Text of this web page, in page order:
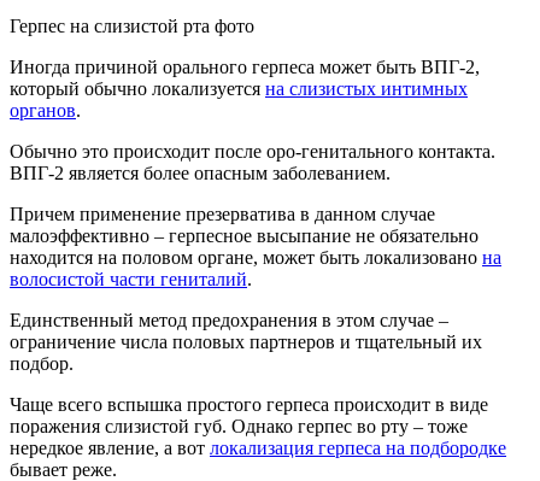
Герпес на слизистой рта фото
Иногда причиной орального герпеса может быть ВПГ-2,
который обычно локализуется на слизистых интимных
органов.
Обычно это происходит после оро-генитального контакта.
ВПГ-2 является более опасным заболеванием.
Причем применение презерватива в данном случае
малоэффективно – герпесное высыпание не обязательно
находится на половом органе, может быть локализовано на
волосистой части гениталий.
Единственный метод предохранения в этом случае –
ограничение числа половых партнеров и тщательный их
подбор.
Чаще всего вспышка простого герпеса происходит в виде
поражения слизистой губ. Однако герпес во рту – тоже
нередкое явление, а вот локализация герпеса на подбородке
бывает реже.